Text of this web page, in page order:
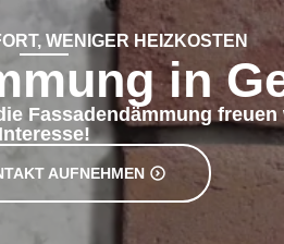
WENIGER HEIZKOSTEN
in
Fassadendämmung
Interesse!
AUFNEHMEN